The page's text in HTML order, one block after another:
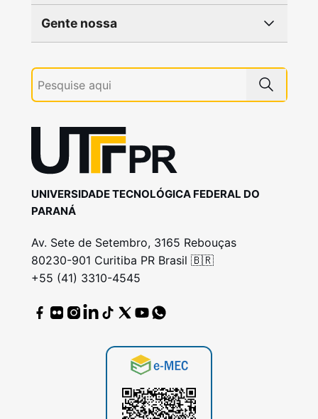
Gente nossa
UNIVERSIDADE TECNOLÓGICA FEDERAL DO
PARANÁ
Av. Sete de Setembro, 3165 Rebouças
80230-901 Curitiba PR Brasil 🇧🇷
+55 (41) 3310-4545